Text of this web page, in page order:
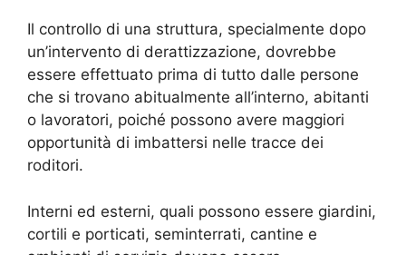
Il controllo di una struttura, specialmente dopo
un’intervento di derattizzazione, dovrebbe
essere effettuato prima di tutto dalle persone
che si trovano abitualmente all’interno, abitanti
o lavoratori, poiché possono avere maggiori
opportunità di imbattersi nelle tracce dei
roditori.
Interni ed esterni, quali possono essere giardini,
cortili e porticati, seminterrati, cantine e